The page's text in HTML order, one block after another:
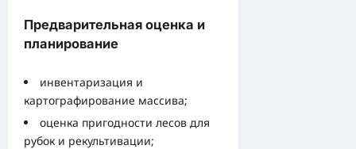
Предварительная оценка и
планирование
инвентаризация и
картографирование массива;
оценка пригодности лесов для
рубок и рекультивации;